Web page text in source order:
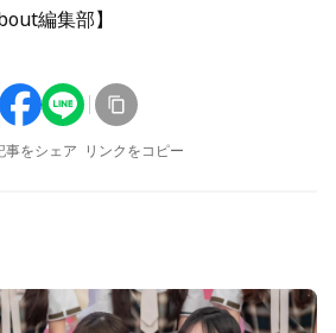
編集部】
事をシェア リンクをコピー